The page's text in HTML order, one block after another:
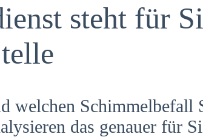
steht für
welchen Schimmelbefall
das genauer für